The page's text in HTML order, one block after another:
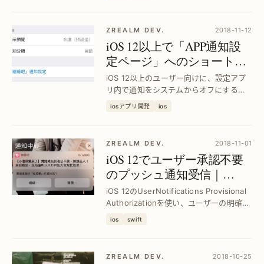
ZREALM DEV. 2018-11-12
iOS 12以上で「APP通知設
定ページ」へのショートカ
ットを設定アプリに追加｜
Swift活用法
iOS 12以上のユーザー向けに、設定アプ
リ内で通知をシステムからオフにする以
外の選択肢を提供。Swiftで簡単に「APP
iosアプリ開発 ios
ZREALM DEV. 2018-11-01
iOS 12でユーザー承認不要
のプッシュ通知受信｜
UserNotifications Provisional
Authorization活用法
iOS 12のUserNotifications Provisional
Authorizationを使い、ユーザーの明確な
ios swift
ZREALM DEV. 2018-10-25